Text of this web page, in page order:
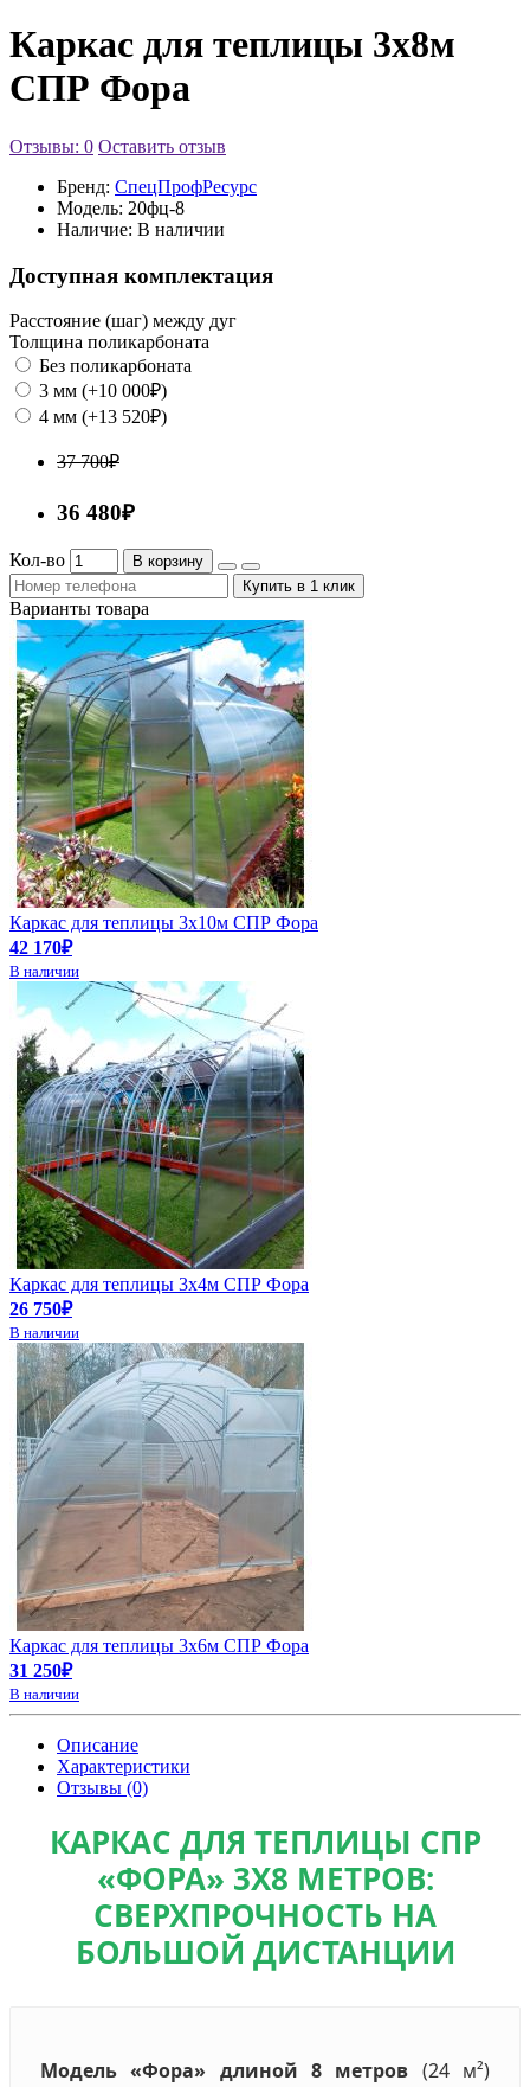
Каркас для теплицы 3х8м
СПР Фора
Отзывы: 0 Оставить отзыв
Бренд: СпецПрофРесурс
Модель: 20фц-8
Наличие: В наличии
Доступная комплектация
Расстояние (шаг) между дуг
Толщина поликарбоната
Без поликарбоната
3 мм (+10 000₽)
4 мм (+13 520₽)
37 700₽
36 480₽
Кол-во
В корзину
Купить в 1 клик
Варианты товара
Каркас для теплицы 3х10м СПР Фора
42 170₽
В наличии
Каркас для теплицы 3х4м СПР Фора
26 750₽
В наличии
Каркас для теплицы 3х6м СПР Фора
31 250₽
В наличии
Описание
Характеристики
Отзывы (0)
КАРКАС ДЛЯ ТЕПЛИЦЫ СПР
«ФОРА» 3Х8 МЕТРОВ:
СВЕРХПРОЧНОСТЬ НА
БОЛЬШОЙ ДИСТАНЦИИ
Модель «Фора» длиной 8 метров (24 м²)